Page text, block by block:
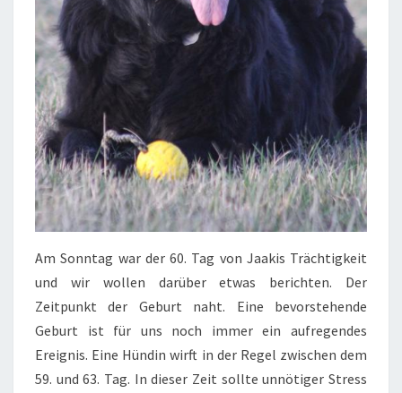
Am Sonntag war der 60. Tag von Jaakis Trächtigkeit
und wir wollen darüber etwas berichten. Der
Zeitpunkt der Geburt naht. Eine bevorstehende
Geburt ist für uns noch immer ein aufregendes
Ereignis. Eine Hündin wirft in der Regel zwischen dem
59. und 63. Tag. In dieser Zeit sollte unnötiger Stress